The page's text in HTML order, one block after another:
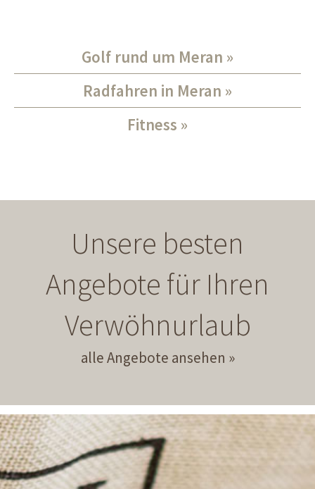
Golf rund um Meran
Radfahren in Meran
Fitness
Unsere besten
Angebote für Ihren
Verwöhnurlaub
alle Angebote ansehen